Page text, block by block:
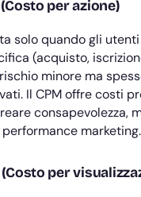
(Costo per azione)
solo quando gli
(acquisto,
minore ma
Il CPM offre costi
consapevolezza,
marketing.
(Costo per